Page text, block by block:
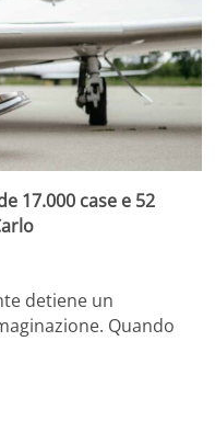
17.000 case e 52
detiene un
Quando